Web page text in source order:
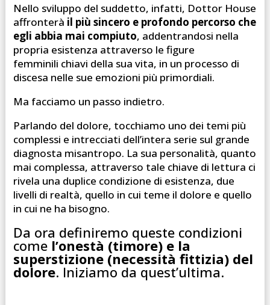
Nello sviluppo del suddetto, infatti, Dottor House
affronterà il più sincero e profondo percorso che
egli abbia mai compiuto, addentrandosi nella
propria esistenza attraverso le figure
femminili chiavi della sua vita, in un processo di
discesa nelle sue emozioni più primordiali.
Ma facciamo un passo indietro.
Parlando del dolore, tocchiamo uno dei temi più
complessi e intrecciati dell’intera serie sul grande
diagnosta misantropo. La sua personalità, quanto
mai complessa, attraverso tale chiave di lettura ci
rivela una duplice condizione di esistenza, due
livelli di realtà, quello in cui teme il dolore e quello
in cui ne ha bisogno.
Da ora definiremo queste condizioni
come l’onestà (timore) e la
superstizione (necessità fittizia) del
dolore. Iniziamo da quest’ultima.